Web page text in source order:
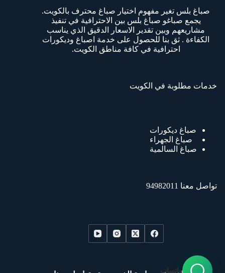
واتساب
صباغ بلس تغير مفهوم اختيار صباغ محترف بالكويت.
يجمع صباغو صباغ بلس بين الاحترافية في تنفيذ
مشاريعهم وبين تقدير الاسعار الدقيق الذي يناسب
الكفاءة . ثق بنا للحصول على خدمة اصباغ وديكورات
احترافية في كافة مناطق الكويت.
خدمات مطلوبة في الكويت
صباغ ديكورات
صباغ الجهراء
صباغ السالمية
تواصل معنا 94982011